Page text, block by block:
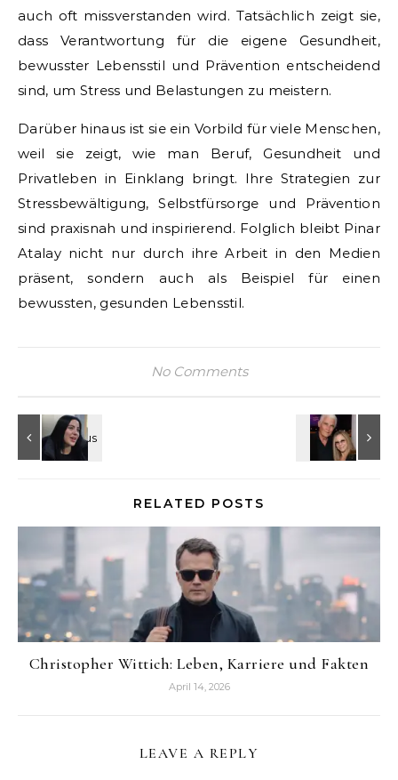
auch oft missverstanden wird. Tatsächlich zeigt sie,
dass Verantwortung für die eigene Gesundheit,
bewusster Lebensstil und Prävention entscheidend
sind, um Stress und Belastungen zu meistern.
Darüber hinaus ist sie ein Vorbild für viele Menschen,
weil sie zeigt, wie man Beruf, Gesundheit und
Privatleben in Einklang bringt. Ihre Strategien zur
Stressbewältigung, Selbstfürsorge und Prävention
sind praxisnah und inspirierend. Folglich bleibt Pinar
Atalay nicht nur durch ihre Arbeit in den Medien
präsent, sondern auch als Beispiel für einen
bewussten, gesunden Lebensstil.
No Comments
RELATED POSTS
Christopher Wittich: Leben, Karriere und Fakten
April 14, 2026
LEAVE A REPLY